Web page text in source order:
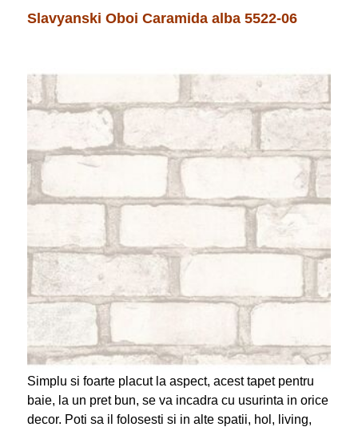
Slavyanski Oboi Caramida alba 5522-06
Simplu si foarte placut la aspect, acest tapet pentru
baie, la un pret bun, se va incadra cu usurinta in orice
decor. Poti sa il folosesti si in alte spatii, hol, living,